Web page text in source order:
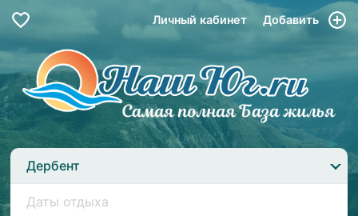
Личный кабинет Добавить
Дербент